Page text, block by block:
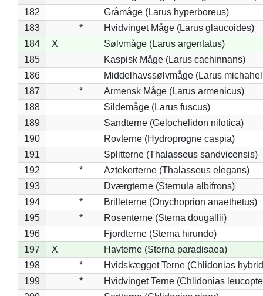
182
Gråmåge (Larus hyperboreus)
183
*
Hvidvinget Måge (Larus glaucoides)
184
X
Sølvmåge (Larus argentatus)
185
Kaspisk Måge (Larus cachinnans)
186
Middelhavssølvmåge (Larus
187
*
Armensk Måge (Larus armenicus)
188
Sildemåge (Larus fuscus)
189
Sandterne (Gelochelidon nilotica)
190
Rovterne (Hydroprogne caspia)
191
Splitterne (Thalasseus sandvicensis)
192
*
Aztekerterne (Thalasseus elegans)
193
Dværgterne (Sternula albifrons)
194
*
Brilleterne (Onychoprion anaethetus)
195
*
Rosenterne (Sterna dougallii)
196
Fjordterne (Sterna hirundo)
197
X
Havterne (Sterna paradisaea)
198
*
Hvidskægget Terne (Chlidonias
199
*
Hvidvinget Terne (Chlidonias